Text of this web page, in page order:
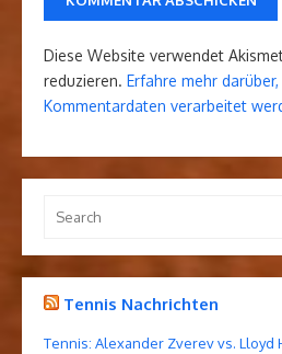
Diese Website verwendet
reduzieren. Erfahre mehr
Kommentardaten verarbeitet
Tennis Nachrichten
Tennis: Alexander Zverev vs. Lloyd